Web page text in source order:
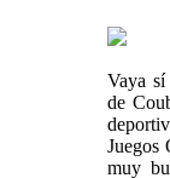
Vaya
de
Juegos
muy